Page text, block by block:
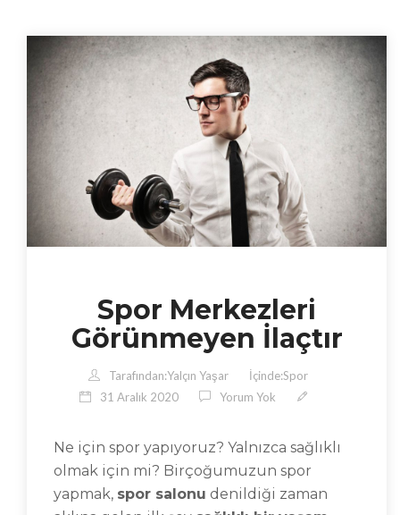
Spor Merkezleri
Görünmeyen İlaçtır
Tarafından:Yalçın Yaşar İçinde:Spor
31 Aralık 2020
Yorum Yok
Ne için spor yapıyoruz? Yalnızca sağlıklı
olmak için mi? Birçoğumuzun spor
yapmak, spor salonu denildiği zaman